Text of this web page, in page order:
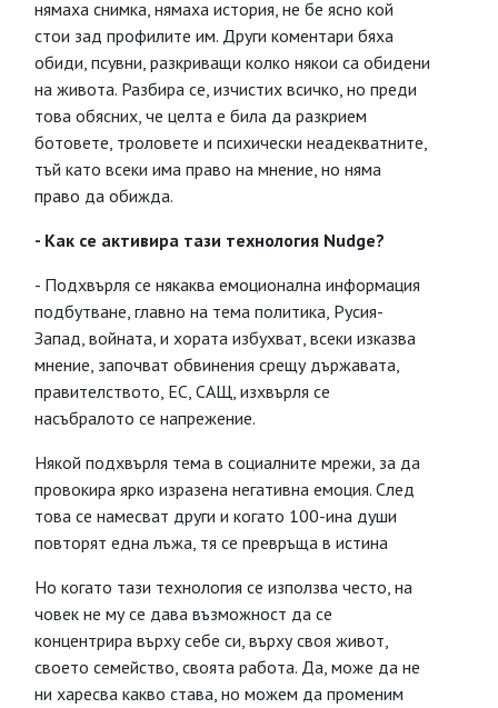
нямаха снимка, нямаха история, не бе ясно кой
стои зад профилите им. Други коментари бяха
обиди, псувни, разкриващи колко някои са обидени
на живота. Разбира се, изчистих всичко, но преди
това обясних, че целта е била да разкрием
ботовете, троловете и психически неадекватните,
тъй като всеки има право на мнение, но няма
право да обижда.
- Как се активира тази технология Nudge?
- Подхвърля се някаква емоционална информация
подбутване, главно на тема политика, Русия-
Запад, войната, и хората избухват, всеки изказва
мнение, започват обвинения срещу държавата,
правителството, ЕС, САЩ, изхвърля се
насъбралото се напрежение.
Някой подхвърля тема в социалните мрежи, за да
провокира ярко изразена негативна емоция. След
това се намесват други и когато 100-ина души
повторят една лъжа, тя се превръща в истина
Но когато тази технология се използва често, на
човек не му се дава възможност да се
концентрира върху себе си, върху своя живот,
своето семейство, своята работа. Да, може да не
ни харесва какво става, но можем да променим